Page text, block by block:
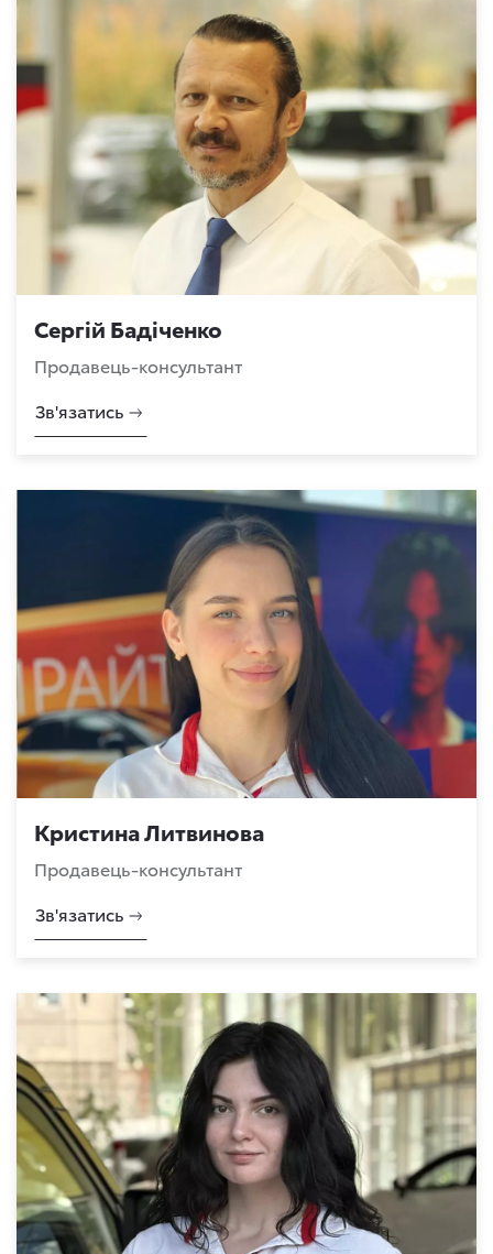
Сергій Бадіченко
Продавець-консультант
Зв'язатись
Кристина Литвинова
Продавець-консультант
Зв'язатись